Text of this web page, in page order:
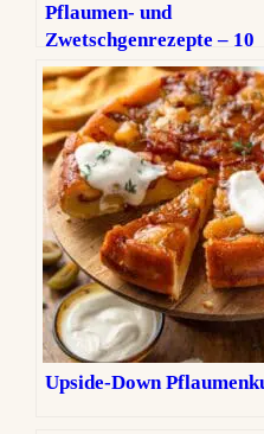
Pflaumen‑ und
Zwetschgenrezepte – 10
Lieblingsrezepte für den
Spätsommer
Upside-Down